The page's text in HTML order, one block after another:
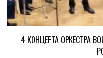
4 КОНЦЕРТА ОРКЕСТРА